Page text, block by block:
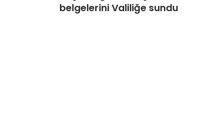
belgelerini Valiliğe sundu